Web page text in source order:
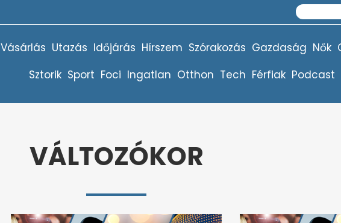
Vásárlás Utazás Időjárás Hírszem Szórakozás Gazdaság Nők
Sztorik Sport Foci Ingatlan Otthon Tech Férfiak Podcast
VÁLTOZÓKOR